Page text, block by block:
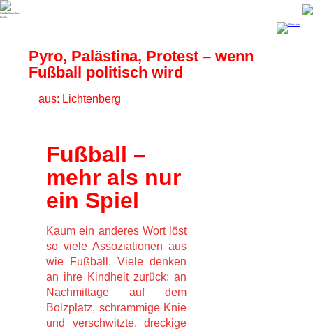
Pyro, Palästina, Protest – wenn
Fußball politisch wird
aus: Lichtenberg
Fußball –
mehr als nur
ein Spiel
Kaum ein anderes Wort löst
so viele Assoziationen aus
wie Fußball. Viele denken
an ihre Kindheit zurück: an
Nachmittage auf dem
Bolzplatz, schrammige Knie
und verschwitzte, dreckige